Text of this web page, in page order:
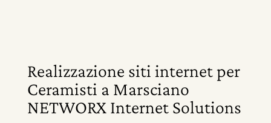
Realizzazione siti internet per
Ceramisti a Marsciano
NETWORX Internet Solutions